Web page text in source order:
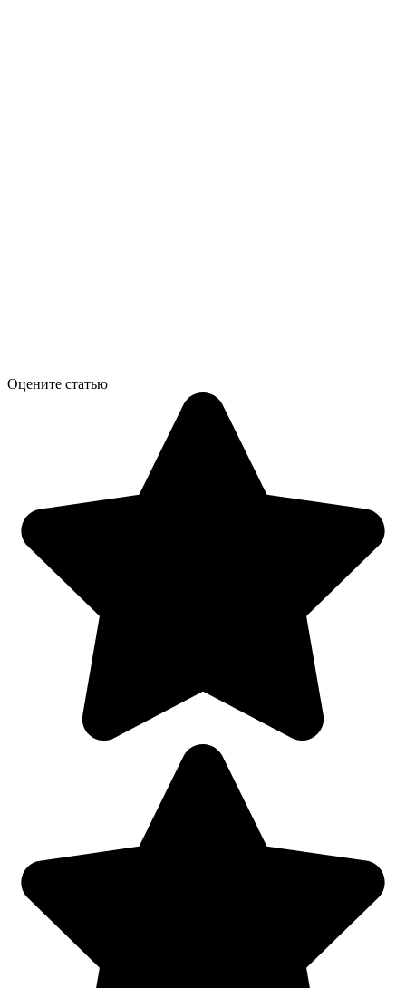
Оцените статью